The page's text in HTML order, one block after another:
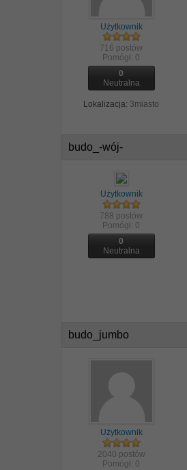
Użytkownik
716 postów
Pomógł: 0
0
Neutralna
Lokalizacja: 3miasto
budo_-wój-
Użytkownik
788 postów
Pomógł: 0
0
Neutralna
budo_jumbo
Użytkownik
2040 postów
Pomógł: 0